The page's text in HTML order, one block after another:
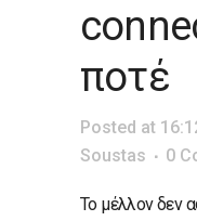
ποτέ
Posted at
Soustas
0
Το μέλλον δεν